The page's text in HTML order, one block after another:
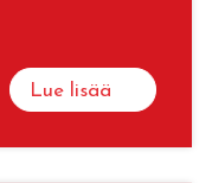
Lue lisää